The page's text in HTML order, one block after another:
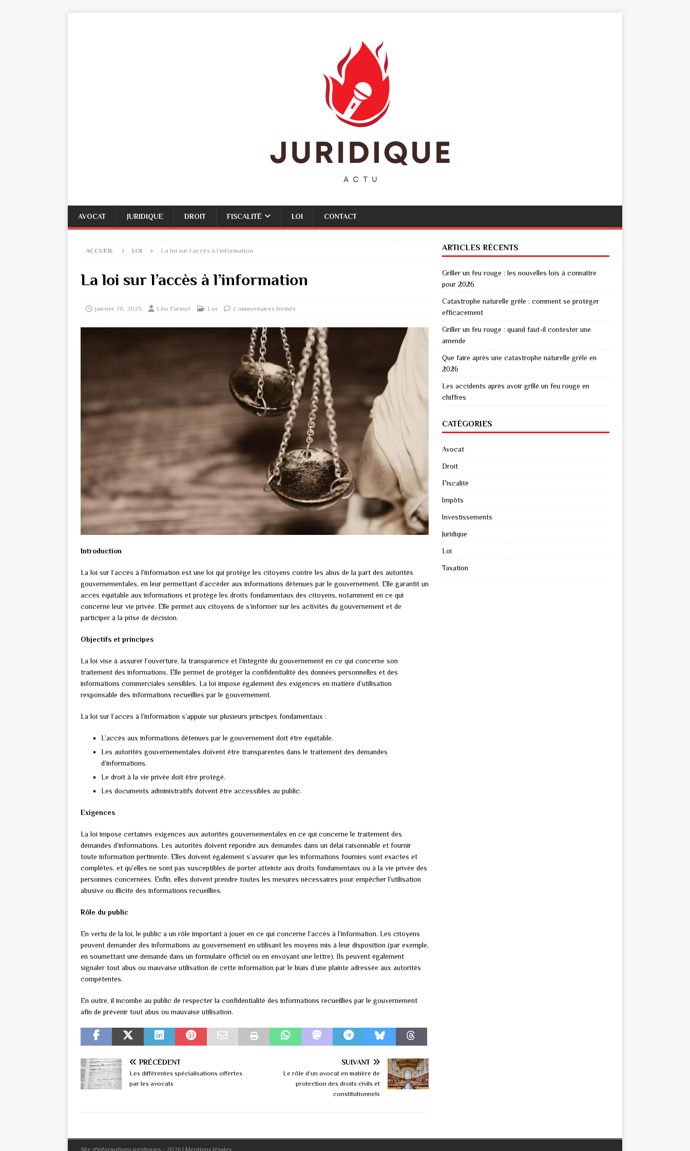
AVOCAT JURIDIQUE DROIT FISCALITÉ LOI CONTACT
ACCUEIL LOI La loi sur l’accès à l’information
La loi sur l’accès à l’information
janvier 20, 2023 Léo Farinet Loi Commentaires fermés
Introduction
La loi sur l’accès à l’information est une loi qui protège les citoyens contre les abus de la part des autorités
gouvernementales, en leur permettant d’accéder aux informations détenues par le gouvernement. Elle garantit un
accès équitable aux informations et protège les droits fondamentaux des citoyens, notamment en ce qui
concerne leur vie privée. Elle permet aux citoyens de s’informer sur les activités du gouvernement et de
participer à la prise de décision.
Objectifs et principes
La loi vise à assurer l’ouverture, la transparence et l’intégrité du gouvernement en ce qui concerne son
traitement des informations. Elle permet de protéger la confidentialité des données personnelles et des
informations commerciales sensibles. La loi impose également des exigences en matière d’utilisation
responsable des informations recueillies par le gouvernement.
La loi sur l’accès à l’information s’appuie sur plusieurs principes fondamentaux :
L’accès aux informations détenues par le gouvernement doit être équitable.
Les autorités gouvernementales doivent être transparentes dans le traitement des demandes
d’informations.
Le droit à la vie privée doit être protégé.
Les documents administratifs doivent être accessibles au public.
Exigences
La loi impose certaines exigences aux autorités gouvernementales en ce qui concerne le traitement des
demandes d’informations. Les autorités doivent répondre aux demandes dans un délai raisonnable et fournir
toute information pertinente. Elles doivent également s’assurer que les informations fournies sont exactes et
complètes, et qu’elles ne sont pas susceptibles de porter atteinte aux droits fondamentaux ou à la vie privée des
personnes concernées. Enfin, elles doivent prendre toutes les mesures nécessaires pour empêcher l’utilisation
abusive ou illicite des informations recueillies.
Rôle du public
En vertu de la loi, le public a un rôle important à jouer en ce qui concerne l’accès à l’information. Les citoyens
peuvent demander des informations au gouvernement en utilisant les moyens mis à leur disposition (par exemple,
en soumettant une demande dans un formulaire officiel ou en envoyant une lettre). Ils peuvent également
signaler tout abus ou mauvaise utilisation de cette information par le biais d’une plainte adressée aux autorités
compétentes.
En outre, il incombe au public de respecter la confidentialité des informations recueillies par le gouvernement
afin de prévenir tout abus ou mauvaise utilisation.
PRÉCÉDENT
Les différentes spécialisations offertes
par les avocats
SUIVANT
Le rôle d’un avocat en matière de
protection des droits civils et
constitutionnels
ARTICLES RÉCENTS
Griller un feu rouge : les nouvelles lois à connaître
pour 2026
Catastrophe naturelle grêle : comment se protéger
efficacement
Griller un feu rouge : quand faut-il contester une
amende
Que faire après une catastrophe naturelle grêle en
2026
Les accidents après avoir grillé un feu rouge en
chiffres
CATÉGORIES
Avocat
Droit
Fiscalité
Impôts
Investissements
Juridique
Loi
Taxation
Site d'informations juridiques - 2026 | Mentions légales